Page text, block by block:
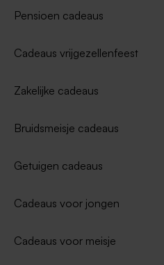
Pensioen cadeaus
Cadeaus vrijgezellenfeest
Zakelijke cadeaus
Bruidsmeisje cadeaus
Getuigen cadeaus
Cadeaus voor jongen
Cadeaus voor meisje